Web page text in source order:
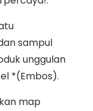
sampul
unggulan
*(Embos).
map